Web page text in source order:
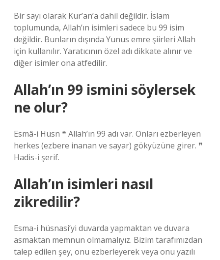
Bir sayı olarak Kur’an’a dahil değildir. İslam
toplumunda, Allah’ın isimleri sadece bu 99 isim
değildir. Bunların dışında Yunus emre şiirleri Allah
için kullanılır. Yaratıcının özel adı dikkate alınır ve
diğer isimler ona atfedilir.
Allah’ın 99 ismini söylersek
ne olur?
Esmâ-i Hüsn ❝ Allah’ın 99 adı var. Onları ezberleyen
herkes (ezbere inanan ve sayar) gökyüzüne girer. ❞
Hadis-i şerif.
Allah’ın isimleri nasıl
zikredilir?
Esma-i hüsnasi’yi duvarda yapmaktan ve duvara
asmaktan memnun olmamalıyız. Bizim tarafımızdan
talep edilen şey, onu ezberleyerek veya onu yazılı